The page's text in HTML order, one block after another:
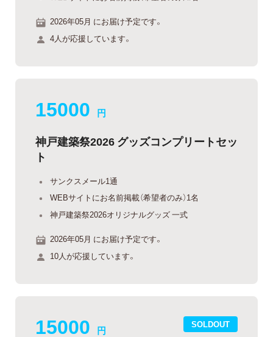
2026年05月 にお届け予定です。
4人が応援しています。
15000 円
神戸建築祭2026 グッズコンプリートセッ
ト
サンクスメール1通
WEBサイトにお名前掲載（希望者のみ）1名
神戸建築祭2026オリジナルグッズ 一式
2026年05月 にお届け予定です。
10人が応援しています。
SOLDOUT
15000 円